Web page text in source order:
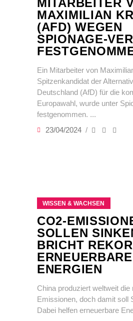
MITARBEITER
MAXIMILIAN
(AFD) WEGEN
SPIONAGE-
Ein Mitarbeiter von
Spitzenkandidat der
Deutschland (AfD) für die
Europawahl, wurde unter
festgenommen.
23/04/2024
WISSEN & WACHSEN
CO2-
SOLLEN
BRICHT
ENERGIEN
China produziert weltweit
Emissionen, doch damit soll
Dabei helfen erneuerbare